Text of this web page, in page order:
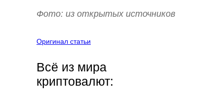
Фото: из открытых источников
Оригинал статьи
Всё из мира
криптовалют: